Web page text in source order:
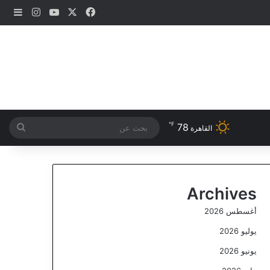
فيسبوك ‫YouTube
القاهرة 78
℉
عن
Archives
أغسطس 2026
يوليو 2026
يونيو 2026